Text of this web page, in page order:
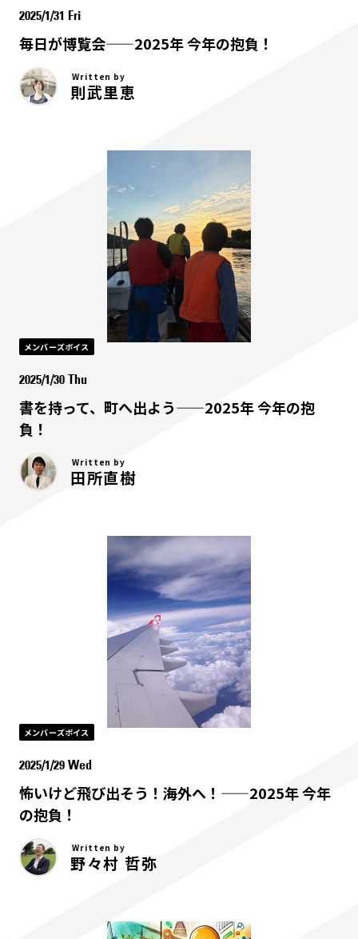
2025/1/31 Fri
毎日が博覧会——2025年 今年の抱負！
Written by
則武里恵
メンバーズボイス
2025/1/30 Thu
書を持って、町へ出よう——2025年 今年の抱
負！
Written by
田所直樹
メンバーズボイス
2025/1/29 Wed
怖いけど飛び出そう！海外へ！——2025年 今年
の抱負！
Written by
野々村 哲弥